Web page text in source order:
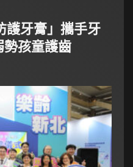
護牙膏」攜手牙
勢孩童護齒